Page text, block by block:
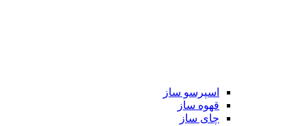
اسپرسو ساز
قهوه ساز
چای ساز